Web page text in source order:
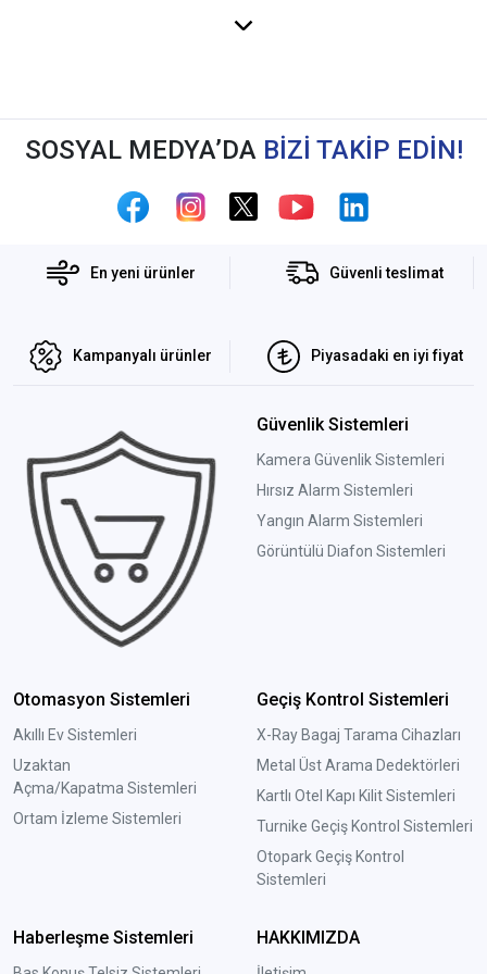
SOSYAL MEDYA’DA BİZİ TAKİP EDİN!
En yeni ürünler Güvenli teslimat
Kampanyalı ürünler Piyasadaki en iyi fiyat
Güvenlik Sistemleri
Kamera Güvenlik Sistemleri
Hırsız Alarm Sistemleri
Yangın Alarm Sistemleri
Görüntülü Diafon Sistemleri
Otomasyon Sistemleri
Akıllı Ev Sistemleri
Uzaktan
Açma/Kapatma Sistemleri
Ortam İzleme Sistemleri
Geçiş Kontrol Sistemleri
X-Ray Bagaj Tarama Cihazları
Metal Üst Arama Dedektörleri
Kartlı Otel Kapı Kilit Sistemleri
Turnike Geçiş Kontrol Sistemleri
Otopark Geçiş Kontrol
Sistemleri
Haberleşme Sistemleri HAKKIMIZDA